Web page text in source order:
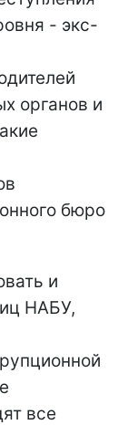
- экс-
органов и
бюро
и
НАБУ,
все